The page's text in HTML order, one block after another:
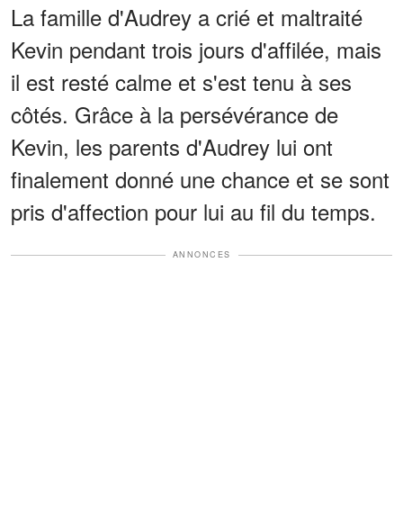
La famille d'Audrey a crié et maltraité
Kevin pendant trois jours d'affilée, mais
il est resté calme et s'est tenu à ses
côtés. Grâce à la persévérance de
Kevin, les parents d'Audrey lui ont
finalement donné une chance et se sont
pris d'affection pour lui au fil du temps.
ANNONCES